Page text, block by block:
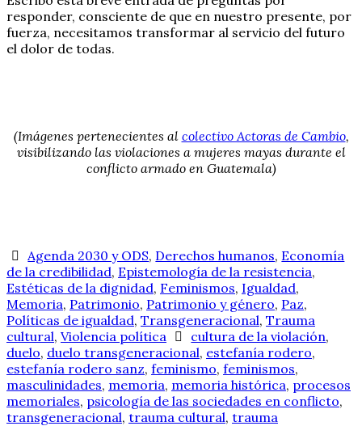
responder, consciente de que en nuestro presente, por
fuerza, necesitamos transformar al servicio del futuro
el dolor de todas.
(Imágenes pertenecientes al colectivo Actoras de Cambio,
visibilizando las violaciones a mujeres mayas durante el
conflicto armado en Guatemala)
Agenda 2030 y ODS, Derechos humanos, Economía
de la credibilidad, Epistemología de la resistencia,
Estéticas de la dignidad, Feminismos, Igualdad,
Memoria, Patrimonio, Patrimonio y género, Paz,
Políticas de igualdad, Transgeneracional, Trauma
cultural, Violencia política cultura de la violación,
duelo, duelo transgeneracional, estefanía rodero,
estefanía rodero sanz, feminismo, feminismos,
masculinidades, memoria, memoria histórica, procesos
memoriales, psicología de las sociedades en conflicto,
transgeneracional, trauma cultural, trauma